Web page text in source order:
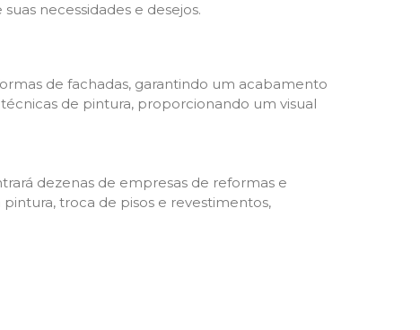
necessidades e desejos.
de fachadas, garantindo um acabamento
de pintura, proporcionando um visual
dezenas de empresas de reformas e
troca de pisos e revestimentos,